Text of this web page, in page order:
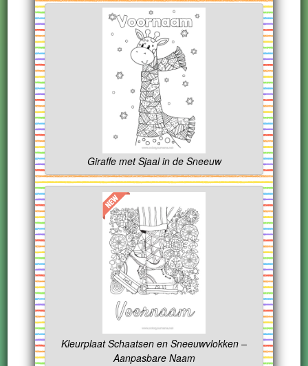
Giraffe met Sjaal in de Sneeuw
Kleurplaat Schaatsen en Sneeuwvlokken –
Aanpasbare Naam